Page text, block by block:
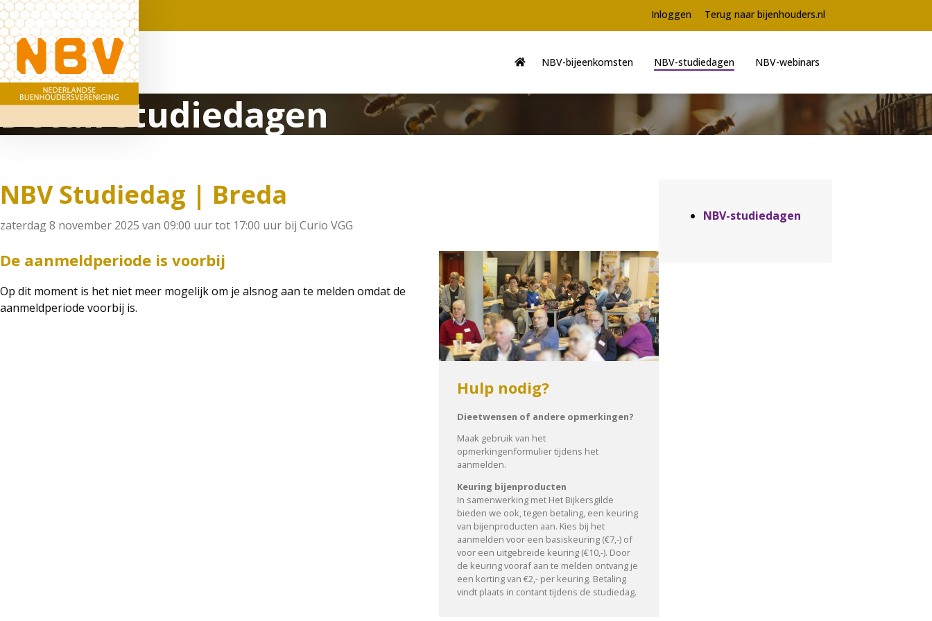
NBV-bijeenkomsten NBV-studiedagen NBV-webinars
Meta
navigation
Inloggen Terug naar bijenhouders.nl
Detail studiedagen
NBV Studiedag | Breda
zaterdag 8 november 2025 van 09:00 uur tot 17:00 uur bij Curio VGG
De aanmeldperiode is voorbij
Op dit moment is het niet meer mogelijk om je alsnog aan te melden omdat de
aanmeldperiode voorbij is.
Hulp nodig?
Dieetwensen of andere opmerkingen?
Maak gebruik van het
opmerkingenformulier tijdens het
aanmelden.
Keuring bijenproducten
In samenwerking met Het Bijkersgilde
bieden we ook, tegen betaling, een keuring
van bijenproducten aan. Kies bij het
aanmelden voor een basiskeuring (€7,-) of
voor een uitgebreide keuring (€10,-). Door
de keuring vooraf aan te melden ontvang je
een korting van €2,- per keuring. Betaling
vindt plaats in contant tijdens de studiedag.
Aside NBV-studiedagen